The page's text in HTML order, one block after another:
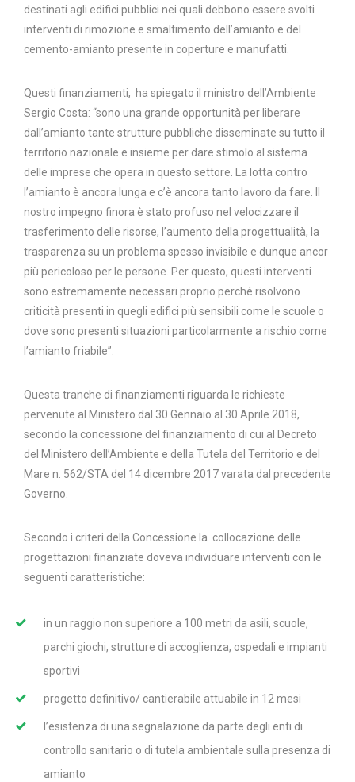
destinati agli edifici pubblici nei quali debbono essere svolti
interventi di rimozione e smaltimento dell’amianto e del
cemento-amianto presente in coperture e manufatti.
Questi finanziamenti, ha spiegato il ministro dell’Ambiente
Sergio Costa: “sono una grande opportunità per liberare
dall’amianto tante strutture pubbliche disseminate su tutto il
territorio nazionale e insieme per dare stimolo al sistema
delle imprese che opera in questo settore. La lotta contro
l’amianto è ancora lunga e c’è ancora tanto lavoro da fare. Il
nostro impegno finora è stato profuso nel velocizzare il
trasferimento delle risorse, l’aumento della progettualità, la
trasparenza su un problema spesso invisibile e dunque ancor
più pericoloso per le persone. Per questo, questi interventi
sono estremamente necessari proprio perché risolvono
criticità presenti in quegli edifici più sensibili come le scuole o
dove sono presenti situazioni particolarmente a rischio come
l’amianto friabile”.
Questa tranche di finanziamenti riguarda le richieste
pervenute al Ministero dal 30 Gennaio al 30 Aprile 2018,
secondo la concessione del finanziamento di cui al Decreto
del Ministero dell’Ambiente e della Tutela del Territorio e del
Mare n. 562/STA del 14 dicembre 2017 varata dal precedente
Governo.
Secondo i criteri della Concessione la collocazione delle
progettazioni finanziate doveva individuare interventi con le
seguenti caratteristiche:
in un raggio non superiore a 100 metri da asili, scuole,
parchi giochi, strutture di accoglienza, ospedali e impianti
sportivi
progetto definitivo/ cantierabile attuabile in 12 mesi
l’esistenza di una segnalazione da parte degli enti di
controllo sanitario o di tutela ambientale sulla presenza di
amianto